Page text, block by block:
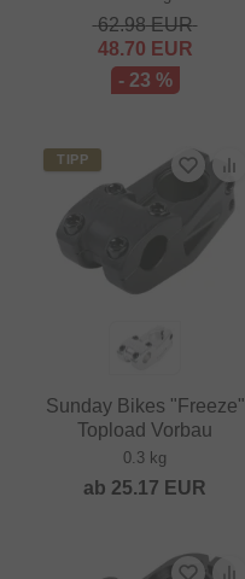
62.98EUR
48.70 EUR
- 23 %
TIPP
Sunday Bikes "Freeze"
Topload Vorbau
0.3 kg
ab 25.17 EUR